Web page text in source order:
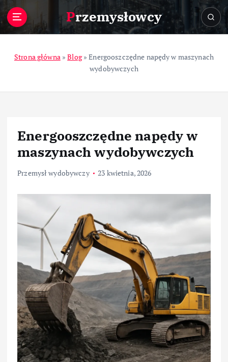
Przemysłowcy
Strona główna»Blog»Energooszczędne napędy w maszynach
wydobywczych
Energooszczędne napędy w
maszynach wydobywczych
Przemysł wydobywczy 23 kwietnia, 2026